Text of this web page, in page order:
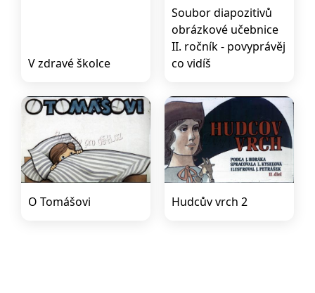
V zdravé školce
Soubor diapozitivů
obrázkové učebnice
II. ročník - povyprávěj
co vidíš
O Tomášovi Hudcův vrch 2